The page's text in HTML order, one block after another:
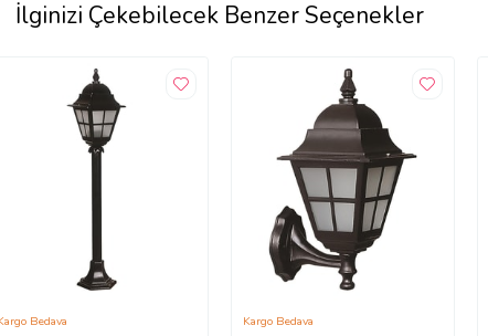
İlginizi Çekebilecek Benzer Seçenekler
Bedava Kargo Bedava